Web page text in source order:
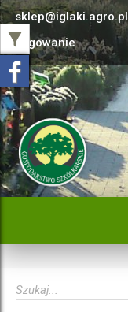
sklep@iglaki.agro.pl
Logowanie